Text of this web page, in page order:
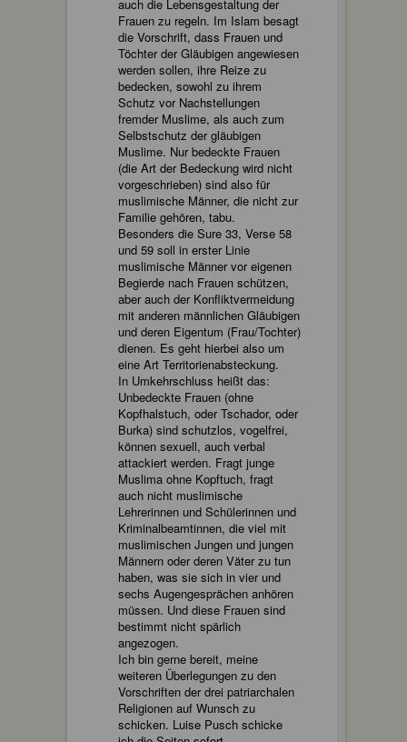
auch die Lebensgestaltung der
Frauen zu regeln. Im Islam besagt
die Vorschrift, dass Frauen und
Töchter der Gläubigen angewiesen
werden sollen, ihre Reize zu
bedecken, sowohl zu ihrem
Schutz vor Nachstellungen
fremder Muslime, als auch zum
Selbstschutz der gläubigen
Muslime. Nur bedeckte Frauen
(die Art der Bedeckung wird nicht
vorgeschrieben) sind also für
muslimische Männer, die nicht zur
Familie gehören, tabu.
Besonders die Sure 33, Verse 58
und 59 soll in erster Linie
muslimische Männer vor eigenen
Begierde nach Frauen schützen,
aber auch der Konfliktvermeidung
mit anderen männlichen Gläubigen
und deren Eigentum (Frau/Tochter)
dienen. Es geht hierbei also um
eine Art Territorienabsteckung.
In Umkehrschluss heißt das:
Unbedeckte Frauen (ohne
Kopfhalstuch, oder Tschador, oder
Burka) sind schutzlos, vogelfrei,
können sexuell, auch verbal
attackiert werden. Fragt junge
Muslima ohne Kopftuch, fragt
auch nicht muslimische
Lehrerinnen und Schülerinnen und
Kriminalbeamtinnen, die viel mit
muslimischen Jungen und jungen
Männern oder deren Väter zu tun
haben, was sie sich in vier und
sechs Augengesprächen anhören
müssen. Und diese Frauen sind
bestimmt nicht spärlich
angezogen.
Ich bin gerne bereit, meine
weiteren Überlegungen zu den
Vorschriften der drei patriarchalen
Religionen auf Wunsch zu
schicken. Luise Pusch schicke